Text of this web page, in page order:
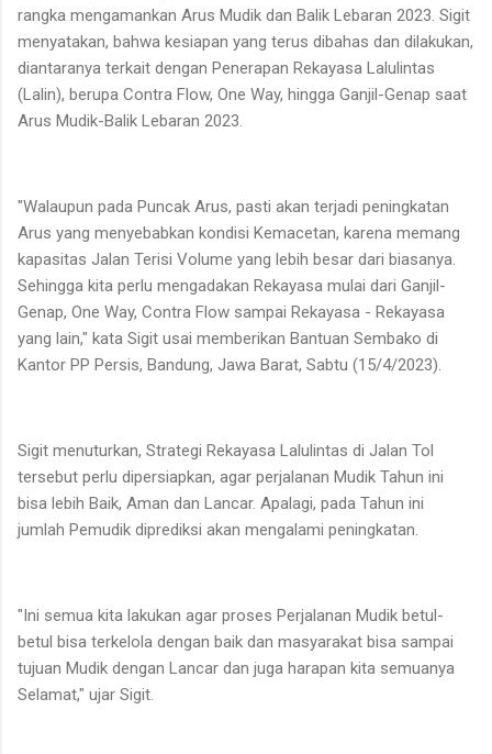
rangka mengamankan Arus Mudik dan Balik Lebaran 2023. Sigit
menyatakan, bahwa kesiapan yang terus dibahas dan dilakukan,
diantaranya terkait dengan Penerapan Rekayasa Lalulintas
(Lalin), berupa Contra Flow, One Way, hingga Ganjil-Genap saat
Arus Mudik-Balik Lebaran 2023.
"Walaupun pada Puncak Arus, pasti akan terjadi peningkatan
Arus yang menyebabkan kondisi Kemacetan, karena memang
kapasitas Jalan Terisi Volume yang lebih besar dari biasanya.
Sehingga kita perlu mengadakan Rekayasa mulai dari Ganjil-
Genap, One Way, Contra Flow sampai Rekayasa - Rekayasa
yang lain," kata Sigit usai memberikan Bantuan Sembako di
Kantor PP Persis, Bandung, Jawa Barat, Sabtu (15/4/2023).
Sigit menuturkan, Strategi Rekayasa Lalulintas di Jalan Tol
tersebut perlu dipersiapkan, agar perjalanan Mudik Tahun ini
bisa lebih Baik, Aman dan Lancar. Apalagi, pada Tahun ini
jumlah Pemudik diprediksi akan mengalami peningkatan.
"Ini semua kita lakukan agar proses Perjalanan Mudik betul-
betul bisa terkelola dengan baik dan masyarakat bisa sampai
tujuan Mudik dengan Lancar dan juga harapan kita semuanya
Selamat," ujar Sigit.